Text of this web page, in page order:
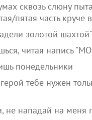
сквозь слюну
пятая часть круче
золотой
читая напись
понедельники
тебе нужен
не нападай на меня